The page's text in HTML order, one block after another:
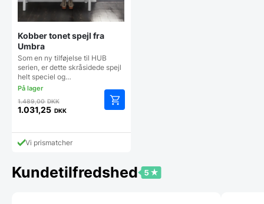
Kobber tonet spejl fra
Umbra
Som en ny tilføjelse til HUB
serien, er dette skråsidede spejl
helt speciel og…
1.489,00DKKDen
oprindelige
var:
1.489,00 DKK.
1.031,25 DKK
aktuelle
prisVi prismatcher
Kundetilfredshed